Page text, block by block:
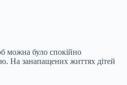
можна було спокійно
На занапащених життях дітей